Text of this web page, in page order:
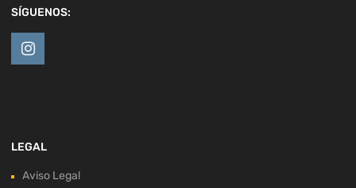
SÍGUENOS:
LEGAL
Aviso Legal